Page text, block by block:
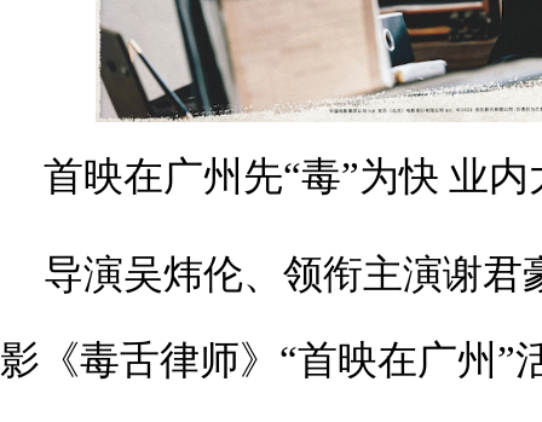
首映在广州先“毒”为快 业
导演吴炜伦、领衔主演谢君
影《毒舌律师》“首映在广州”